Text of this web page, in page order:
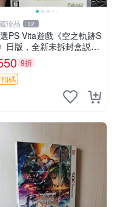
珍品 12
PS Vita遊戲《空之軌跡S
日版，全新未拆封盒説完
成色佳 空之軌跡SC PS Vit
版 盒説 完整
9折
碼